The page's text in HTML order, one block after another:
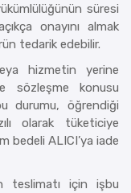
süresi
onayını almak
tedarik edebilir.
hizmetin yerine
sözleşme konusu
durumu, öğrendiği
olarak tüketiciye
bedeli ALICI’ya iade
teslimatı için işbu